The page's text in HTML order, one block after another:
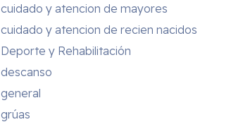
cuidado y atencion de mayores
cuidado y atencion de recien nacidos
Deporte y Rehabilitación
descanso
general
grúas